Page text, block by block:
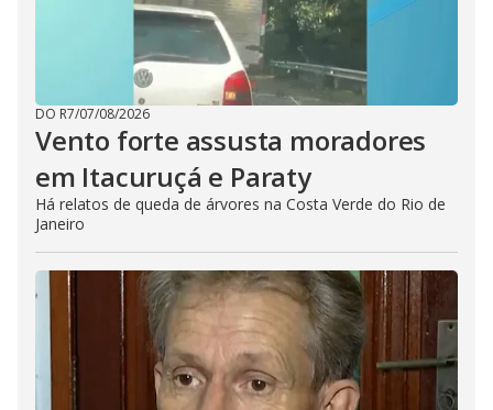
DO R7/07/08/2026
Vento forte assusta moradores
em Itacuruçá e Paraty
Há relatos de queda de árvores na Costa Verde do Rio de
Janeiro